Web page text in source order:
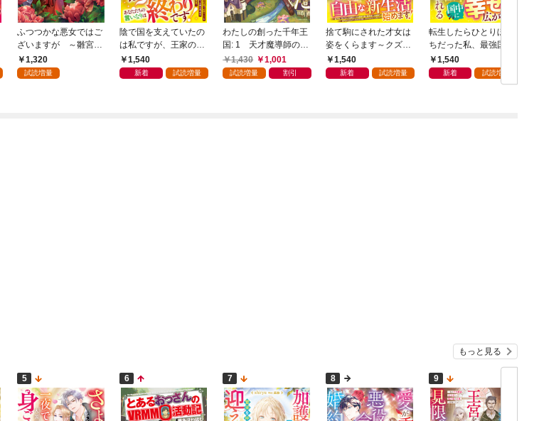
ふつつかな悪女ではご
ざいますが ～雛宮蝶
鼠とりかえ伝～【特典
SS付】
1,320
試読増量
陰で国を支えていたの
は私ですが、王家の皆
さんお忘れですか？～
追放された隠れ才女の
1,540
新着 試読増量
わたしの創った千年王
国: 1 天才魔導師の自
由気ままな転生無双譚
【特典SS付】
1,430 1,001
試読増量 割引
捨て駒にされた才女は
姿をくらます～クズ婚
家から逃げた先で才能
を活かしたら、最高の
1,540
新着 試読増量
転生したらひとりぼっ
ちだった私、最強国の
冷徹大公に拾われる～
不愛想な最強保護者の
もとで、稀代の才能が
1,540
新着 試読増量
もっと見る
5 6 7 8 9